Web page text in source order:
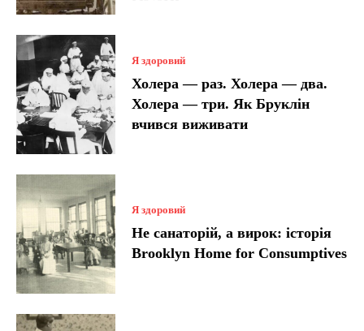
Я здоровий
Холера — раз. Холера — два.
Холера — три. Як Бруклін
вчився виживати
Я здоровий
Не санаторій, а вирок: історія
Brooklyn Home for Consumptives